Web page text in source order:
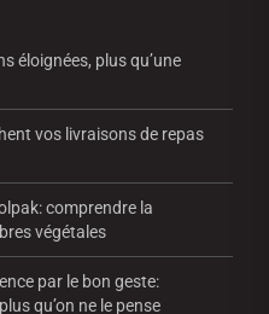
éloignées, plus qu’une
vos livraisons de repas
comprendre la
végétales
par le bon geste:
qu’on ne le pense